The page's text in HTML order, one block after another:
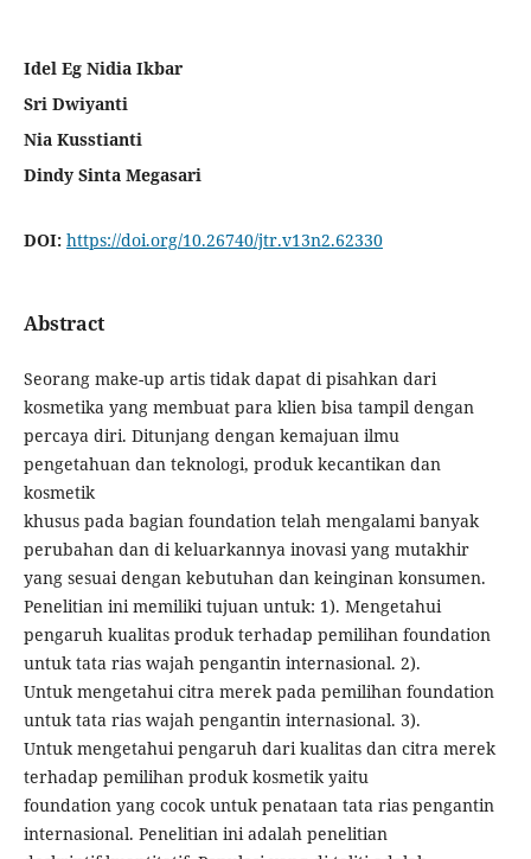
Idel Eg Nidia Ikbar
Sri Dwiyanti
Nia Kusstianti
Dindy Sinta Megasari
DOI: https://doi.org/10.26740/jtr.v13n2.62330
Abstract
Seorang make-up artis tidak dapat di pisahkan dari
kosmetika yang membuat para klien bisa tampil dengan
percaya diri. Ditunjang dengan kemajuan ilmu
pengetahuan dan teknologi, produk kecantikan dan
kosmetik
khusus pada bagian foundation telah mengalami banyak
perubahan dan di keluarkannya inovasi yang mutakhir
yang sesuai dengan kebutuhan dan keinginan konsumen.
Penelitian ini memiliki tujuan untuk: 1). Mengetahui
pengaruh kualitas produk terhadap pemilihan foundation
untuk tata rias wajah pengantin internasional. 2).
Untuk mengetahui citra merek pada pemilihan foundation
untuk tata rias wajah pengantin internasional. 3).
Untuk mengetahui pengaruh dari kualitas dan citra merek
terhadap pemilihan produk kosmetik yaitu
foundation yang cocok untuk penataan tata rias pengantin
internasional. Penelitian ini adalah penelitian